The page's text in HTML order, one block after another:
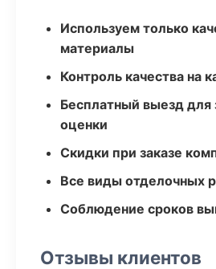
Используем только
материалы
Контроль качества на
Бесплатный выезд для
оценки
Скидки при заказе
Все виды отделочных
Соблюдение сроков
Отзывы клиентов